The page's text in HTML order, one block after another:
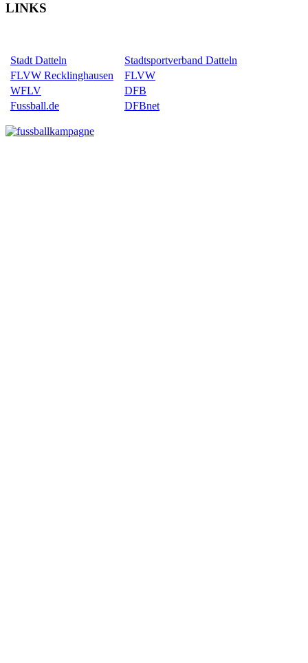
LINKS
Stadt Datteln
Stadtsportverband Datteln
FLVW Recklinghausen
FLVW
WFLV
DFB
Fussball.de
DFBnet